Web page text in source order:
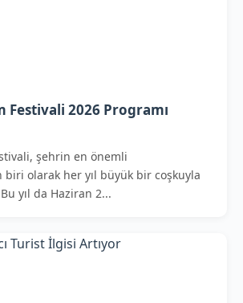
Festivali 2026 Programı
şehrin en önemli
olarak her yıl büyük bir coşkuyla
yıl da Haziran 2...